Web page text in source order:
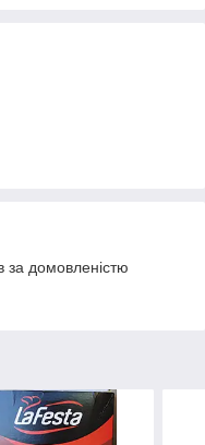
за домовленістю